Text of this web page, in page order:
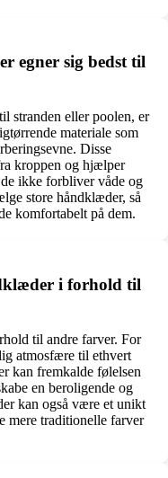
egner sig bedst til
stranden eller poolen, er
materiale som
Disse
kroppen og hjælper
ikke forbliver våde og
store håndklæder, så
komfortabelt på dem.
i forhold til
til andre farver. For
atmosfære til ethvert
kan fremkalde følelsen
en beroligende og
kan også være et unikt
mere traditionelle farver